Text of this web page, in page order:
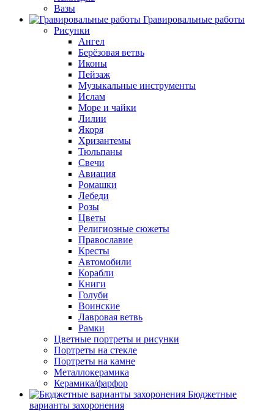
Вазы
Гравировальные работы
Рисунки
Ангел
Берёзовая ветвь
Иконы
Пейзаж
Музыкальные инструменты
Ислам
Море и чайки
Лилии
Якоря
Хризантемы
Тюльпаны
Свечи
Авиация
Ромашки
Лебеди
Розы
Цветы
Религиозные сюжеты
Православие
Кресты
Автомобили
Корабли
Книги
Голуби
Воинские
Лавровая ветвь
Рамки
Цветные портреты и рисунки
Портреты на стекле
Портреты на камне
Металлокерамика
Керамика/фарфор
Бюджетные
варианты захоронения